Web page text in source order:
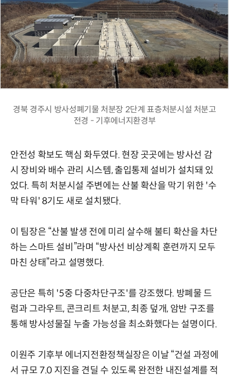
경북 경주시 방사성폐기물 처분장 2단계 표층처분시설 처분고
전경 - 기후에너지환경부
안전성 확보도 핵심 화두였다. 현장 곳곳에는 방사선 감
시 장비와 배수 관리 시스템, 출입통제 설비가 설치돼 있
었다. 특히 처분시설 주변에는 산불 확산을 막기 위한 '수
막 타워' 8기도 새로 설치됐다.
이 팀장은 “산불 발생 전에 미리 살수해 불티 확산을 차단
하는 스마트 설비”라며 “방사선 비상계획 훈련까지 모두
마친 상태”라고 설명했다.
공단은 특히 '5중 다중차단구조'를 강조했다. 방폐물 드
럼과 그라우트, 콘크리트 처분고, 최종 덮개, 암반 구조를
통해 방사성물질 누출 가능성을 최소화했다는 설명이다.
이원주 기후부 에너지전환정책실장은 이날 “건설 과정에
서 규모 7.0 지진을 견딜 수 있도록 완전한 내진설계를 적